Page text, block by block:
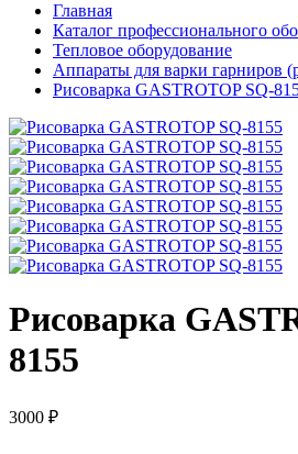
Главная
Каталог профессионального
Тепловое оборудование
Аппараты для варки гарниров
Рисоварка GASTROTOP SQ-
Рисоварка
8155
3000 ₽